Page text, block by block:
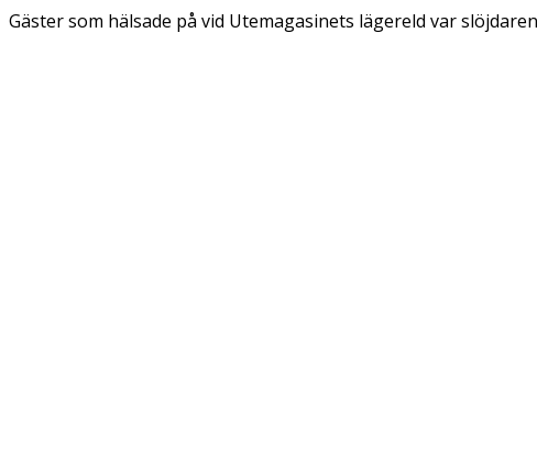
Gäster som hälsade på vid Utemagasinets lägereld var